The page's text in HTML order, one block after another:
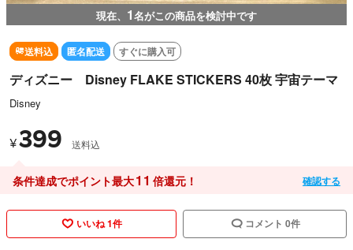
現在、 1名がこの商品を検討中です
送料込 匿名配送 すぐに購入可
ディズニー Disney FLAKE STICKERS 40枚 宇宙テーマ
Disney
¥399 送料込
条件達成でポイント最大11 倍還元！ 確認する
いいね 1件 コメント 0件